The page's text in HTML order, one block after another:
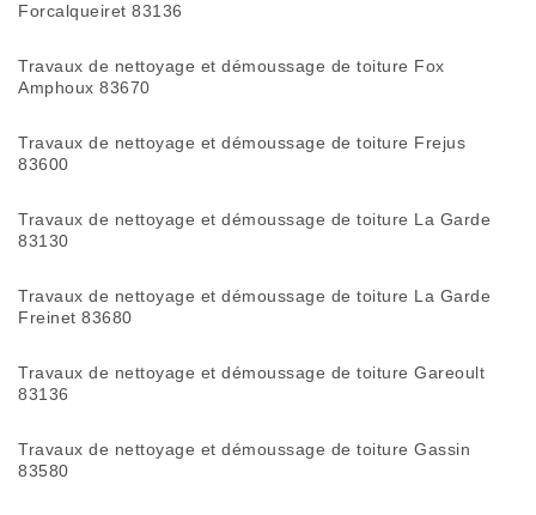
Forcalqueiret 83136
Travaux de nettoyage et démoussage de toiture Fox
Amphoux 83670
Travaux de nettoyage et démoussage de toiture Frejus
83600
Travaux de nettoyage et démoussage de toiture La Garde
83130
Travaux de nettoyage et démoussage de toiture La Garde
Freinet 83680
Travaux de nettoyage et démoussage de toiture Gareoult
83136
Travaux de nettoyage et démoussage de toiture Gassin
83580